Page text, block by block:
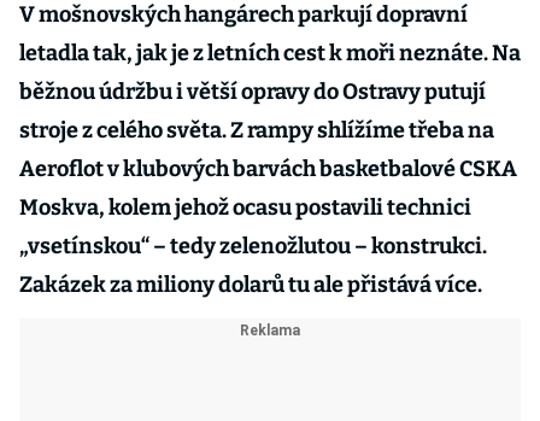
V mošnovských hangárech parkují dopravní
letadla tak, jak je z letních cest k moři neznáte. Na
běžnou údržbu i větší opravy do Ostravy putují
stroje z celého světa. Z rampy shlížíme třeba na
Aeroflot v klubových barvách basketbalové CSKA
Moskva, kolem jehož ocasu postavili technici
„vsetínskou“ – tedy zelenožlutou – konstrukci.
Zakázek za miliony dolarů tu ale přistává více.